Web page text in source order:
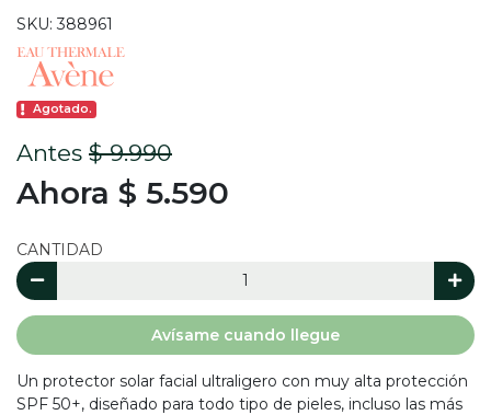
SKU: 388961
Agotado.
Antes $ 9.990
Ahora $ 5.590
CANTIDAD
Avísame cuando llegue
Un protector solar facial ultraligero con muy alta protección
SPF 50+, diseñado para todo tipo de pieles, incluso las más